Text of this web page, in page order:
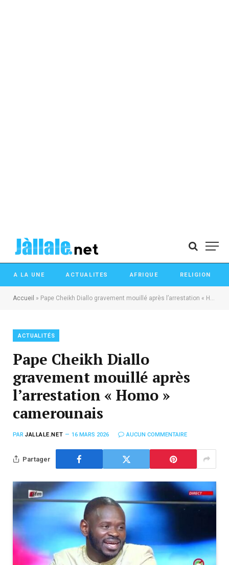
A LA UNE ACTUALITES AFRIQUE RELIGION
Accueil » Pape Cheikh Diallo gravement mouillé après l’arrestation « Homo » camerounais
ACTUALITÉS
Pape Cheikh Diallo
gravement mouillé après
l’arrestation « Homo »
camerounais
PAR JALLALE.NET 16 MARS 2026 AUCUN COMMENTAIRE
Partager